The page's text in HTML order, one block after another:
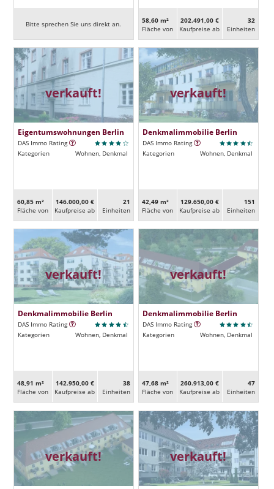
Bitte sprechen Sie uns direkt an.
58,60 m²
Fläche von
202.491,00 €
Kaufpreise ab
32
Ein­heiten
verkauft!
Eigentumswohnungen Berlin
DAS Immo Rating
Kategorien
Wohnen, Denkmal
60,85 m²
Fläche von
146.000,00 €
Kaufpreise ab
21
Ein­heiten
verkauft!
Denkmalimmobilie Berlin
DAS Immo Rating
Kategorien
Wohnen, Denkmal
42,49 m²
Fläche von
129.650,00 €
Kaufpreise ab
151
Ein­heiten
verkauft!
Denkmalimmobilie Berlin
DAS Immo Rating
Kategorien
Wohnen, Denkmal
48,91 m²
Fläche von
142.950,00 €
Kaufpreise ab
38
Ein­heiten
verkauft!
Denkmalimmobilie Berlin
DAS Immo Rating
Kategorien
Wohnen, Denkmal
47,68 m²
Fläche von
260.913,00 €
Kaufpreise ab
47
Ein­heiten
verkauft! verkauft!